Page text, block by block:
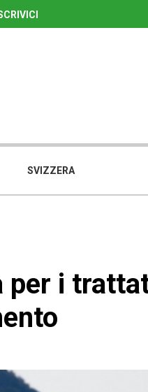
SVIZZERA
per i